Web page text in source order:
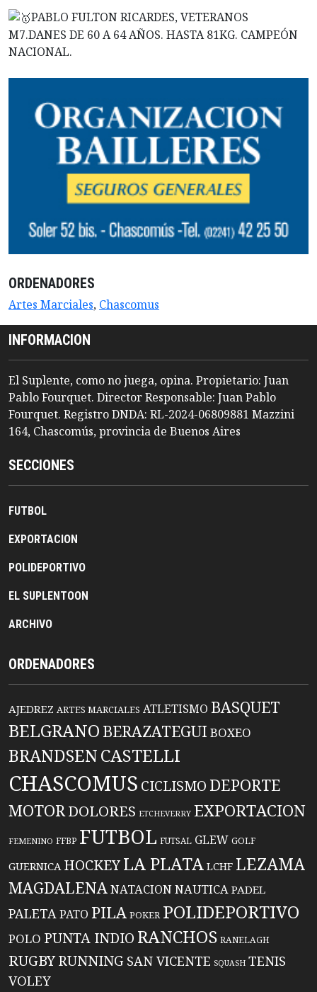
PABLO FULTON RICARDES, VETERANOS
M7.DANES DE 60 A 64 AÑOS. HASTA 81KG. CAMPEÓN
NACIONAL.
ORDENADORES
Artes Marciales, Chascomus
INFORMACION
El Suplente, como no juega, opina. Propietario: Juan
Pablo Fourquet. Director Responsable: Juan Pablo
Fourquet. Registro DNDA: RL-2024-06809881 Mazzini
164, Chascomús, provincia de Buenos Aires
SECCIONES
FUTBOL
EXPORTACION
POLIDEPORTIVO
EL SUPLENTOON
ARCHIVO
ORDENADORES
AJEDREZ ARTES MARCIALES ATLETISMO BASQUET
BELGRANO BERAZATEGUIBOXEO
BRANDSENCASTELLI
CHASCOMUS CICLISMO DEPORTE
MOTORDOLORES ETCHEVERRY EXPORTACION
FEMENINO FFBP FUTBOL FUTSAL GLEW GOLF
GUERNICA HOCKEYLA PLATA LCHF LEZAMA
MAGDALENANATACIONNAUTICA PADEL
PALETAPATO PILA POKER POLIDEPORTIVO
POLO PUNTA INDIO RANCHOS RANELAGH
RUGBYRUNNING SAN VICENTE SQUASH TENIS
VOLEY